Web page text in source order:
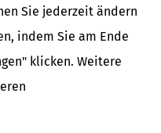
Sie jederzeit ändern
indem Sie am Ende
klicken. Weitere